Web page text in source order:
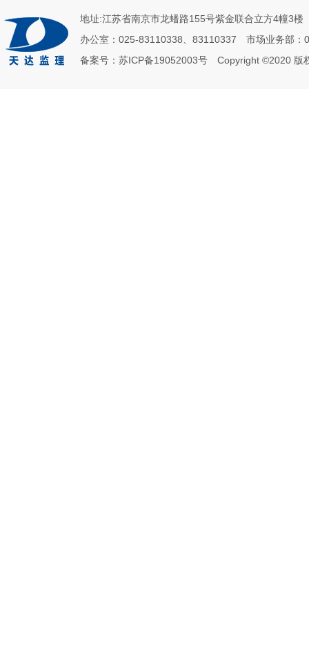
地址:江苏省南京市龙蟠路155号紫金联合立方4幢
办公室：025-83110338、83110337 市场业务部
备案号： 苏ICP备19052003号 Copyright ©2020 版